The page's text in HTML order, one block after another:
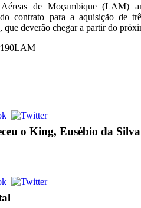
de Moçambique (LAM)
do contrato para a aquisição de
que deverão chegar a partir do
o King, Eusébio da